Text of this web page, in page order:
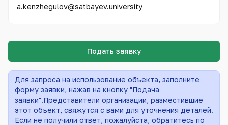
a.kenzhegulov@satbayev.university
Подать заявку
Для запроса на использование объекта, заполните
форму заявки, нажав на кнопку "Подача
заявки".Представители организации, разместившие
этот объект, свяжутся с вами для уточнения деталей.
Если не получили ответ, пожалуйста, обратитесь по